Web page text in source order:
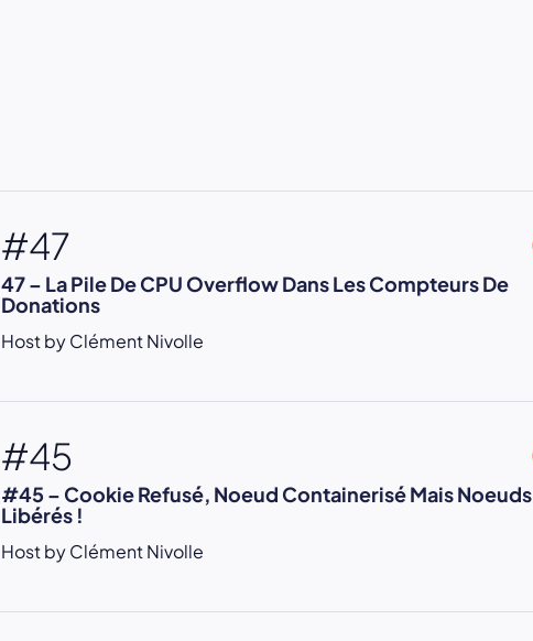
#47
47 – La Pile De CPU Overflow Dans Les Compteurs De
Donations
Host by Clément Nivolle
#45
#45 – Cookie Refusé, Noeud Containerisé Mais Noeuds
Libérés !
Host by Clément Nivolle